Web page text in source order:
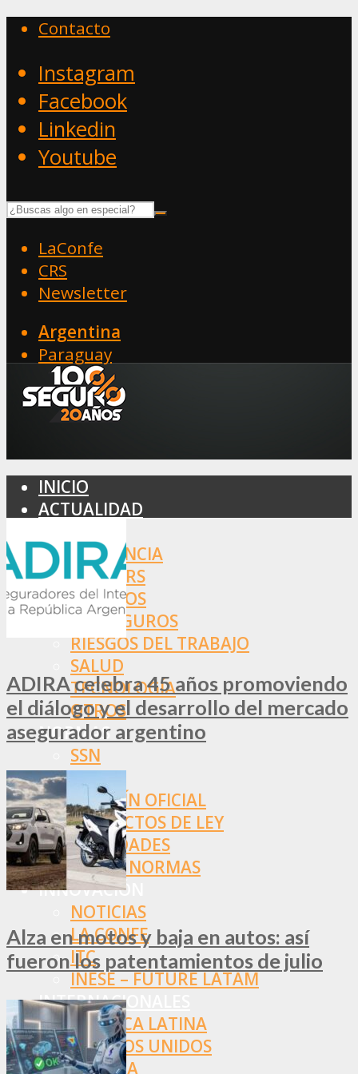
Contacto
Instagram
Facebook
Linkedin
Youtube
LaConfe
CRS
Newsletter
Argentina
Paraguay
INICIO
ACTUALIDAD
ASISTENCIA
BROKERS
SEGUROS
REASEGUROS
RIESGOS DEL TRABAJO
SALUD
TECNOLOGÍA
OTROS
NORMAS
SSN
SRT
BOLETÍN OFICIAL
PROYECTOS DE LEY
SOCIEDADES
OTRAS NORMAS
INNOVACIÓN
NOTICIAS
LA CONFE
ITC
INESE – FÜTURE LATAM
INTERNACIONALES
AMÉRICA LATINA
ESTADOS UNIDOS
EUROPA
ADIRA celebra 45 años promoviendo
el diálogo y el desarrollo del mercado
asegurador argentino
Alza en motos y baja en autos: así
fueron los patentamientos de julio